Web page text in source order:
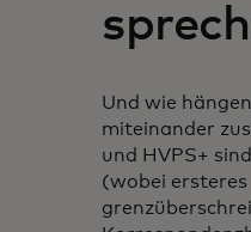
Und wie
miteinander
und HVPS+
(wobei ersteres